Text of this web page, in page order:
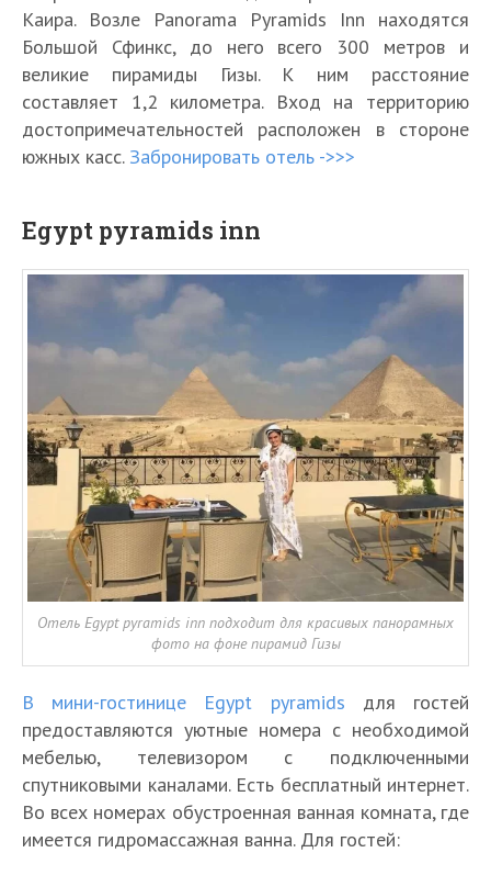
Каира. Возле Panorama Pyramids Inn находятся
Большой Сфинкс, до него всего 300 метров и
великие пирамиды Гизы. К ним расстояние
составляет 1,2 километра. Вход на территорию
достопримечательностей расположен в стороне
южных касс. Забронировать отель ->>>
Egypt pyramids inn
Отель Egypt pyramids inn подходит для красивых панорамных
фото на фоне пирамид Гизы
В мини-гостинице Egypt pyramids для гостей
предоставляются уютные номера с необходимой
мебелью, телевизором с подключенными
спутниковыми каналами. Есть бесплатный интернет.
Во всех номерах обустроенная ванная комната, где
имеется гидромассажная ванна. Для гостей: